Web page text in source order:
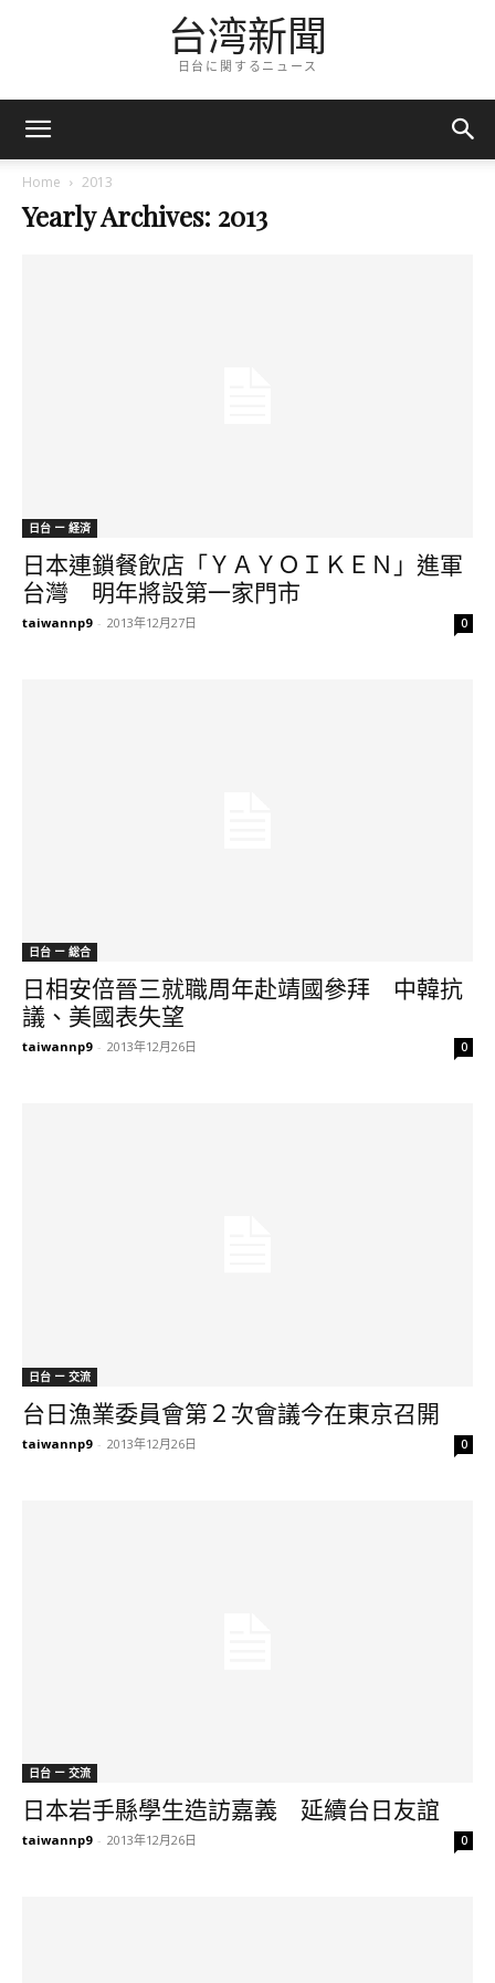
台湾新聞
日台に関するニュース
Home 2013
Yearly Archives: 2013
日台 ー 経済
日本連鎖餐飲店「ＹＡＹＯＩＫＥＮ」進軍
台灣 明年將設第一家門市
taiwannp9 - 2013年12月27日 0
日台 ー 総合
日相安倍晉三就職周年赴靖國參拜 中韓抗
議、美國表失望
taiwannp9 - 2013年12月26日 0
日台 ー 交流
台日漁業委員會第２次會議今在東京召開
taiwannp9 - 2013年12月26日 0
日台 ー 交流
日本岩手縣學生造訪嘉義 延續台日友誼
taiwannp9 - 2013年12月26日 0